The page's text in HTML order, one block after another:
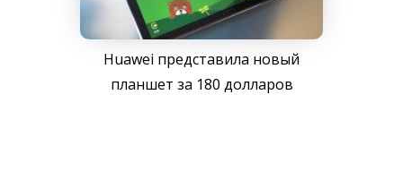
Huawei представила новый
планшет за 180 долларов